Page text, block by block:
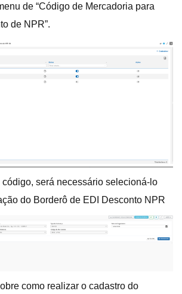
de “Código de Mercadoria para
de NPR”.
será necessário selecioná-lo
do Borderô de EDI Desconto NPR
como realizar o cadastro do